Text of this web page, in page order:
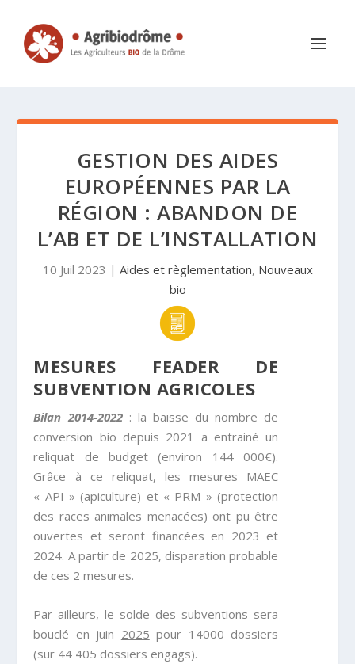
GESTION DES AIDES
EUROPÉENNES PAR LA
RÉGION : ABANDON DE
L’AB ET DE L’INSTALLATION
10 Juil 2023 | Aides et règlementation, Nouveaux
bio
MESURES FEADER DE
SUBVENTION AGRICOLES
Bilan 2014-2022 : la baisse du nombre de
conversion bio depuis 2021 a entrainé un
reliquat de budget (environ 144 000€).
Grâce à ce reliquat, les mesures MAEC
« API » (apiculture) et « PRM » (protection
des races animales menacées) ont pu être
ouvertes et seront financées en 2023 et
2024. A partir de 2025, disparation probable
de ces 2 mesures.
Par ailleurs, le solde des subventions sera
bouclé en juin 2025 pour 14000 dossiers
(sur 44 405 dossiers engags).